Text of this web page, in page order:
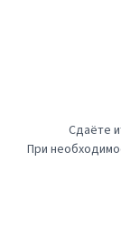
Сдаёте
При